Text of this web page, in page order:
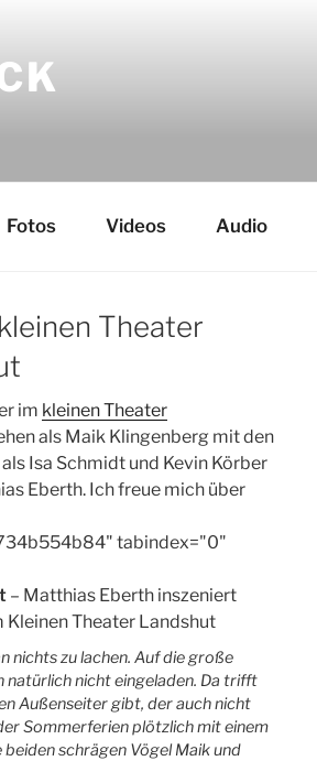
Fotos Videos Audio
Theater
im kleinen Theater
als Maik Klingenberg mit den
Isa Schmidt und Kevin Körber
Eberth. Ich freue mich über
tabindex="0"
– Mat­thi­as Eberth in­sze­niert
Klei­nen Thea­ter Lands­hut
nichts zu lachen. Auf die große
natürlich nicht eingeladen. Da trifft
Außenseiter gibt, der auch nicht
Sommerferien plötzlich mit einem
schrägen Vögel Maik und